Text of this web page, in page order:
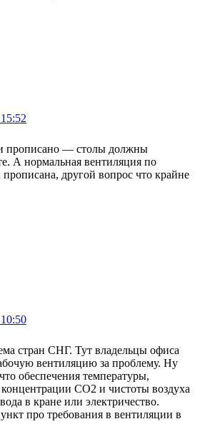
прописано — столы должны
А нормальная вентиляция по
прописана, другой вопрос что крайне
стран СНГ. Тут владельцы офиса
вентиляцию за проблему. Ну
обеспечения температуры,
CO2 и чистоты воздуха
в кране или электричество.
про требования в вентиляции в